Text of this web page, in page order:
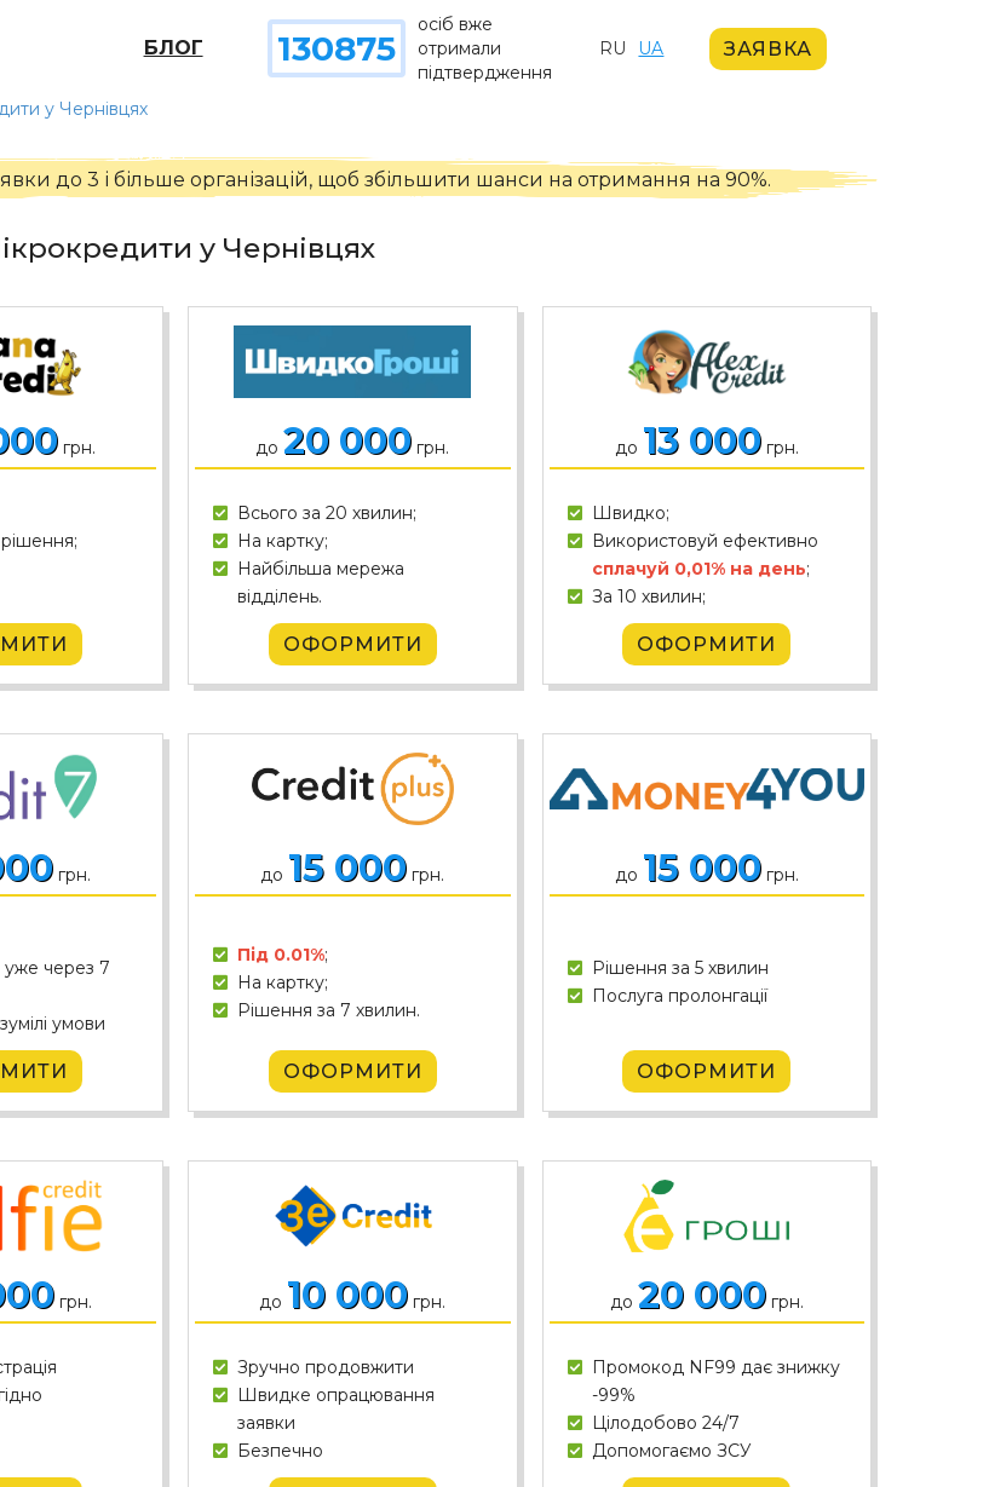
БЛОГ 130875
осіб вже
отримали
підтвердження
RU UA ЗАЯВКА
у Чернівцях
до 3 і більше організацій, щоб збільшити шанси на отримання на 90%.
у Чернівцях
грн. до 20 000 грн.
Всього за 20 хвилин;
На картку;
Найбільша мережа
відділень.
ОФОРМИТИ
до 13 000грн.
Швидко;
Використовуй ефективно
сплачуй 0,01% на день;
За 10 хвилин;
ОФОРМИТИ
грн.
уже через 7
умови
до 15 000 грн.
Під 0.01%;
На картку;
Рішення за 7 хвилин.
ОФОРМИТИ
до 15 000грн.
Рішення за 5 хвилин
Послуга пролонгації
ОФОРМИТИ
грн. до 10 000 грн.
Зручно продовжити
Швидке опрацювання
заявки
Безпечно
до 20 000грн.
Промокод NF99 дає знижку
-99%
Цілодобово 24/7
Допомогаємо ЗСУ